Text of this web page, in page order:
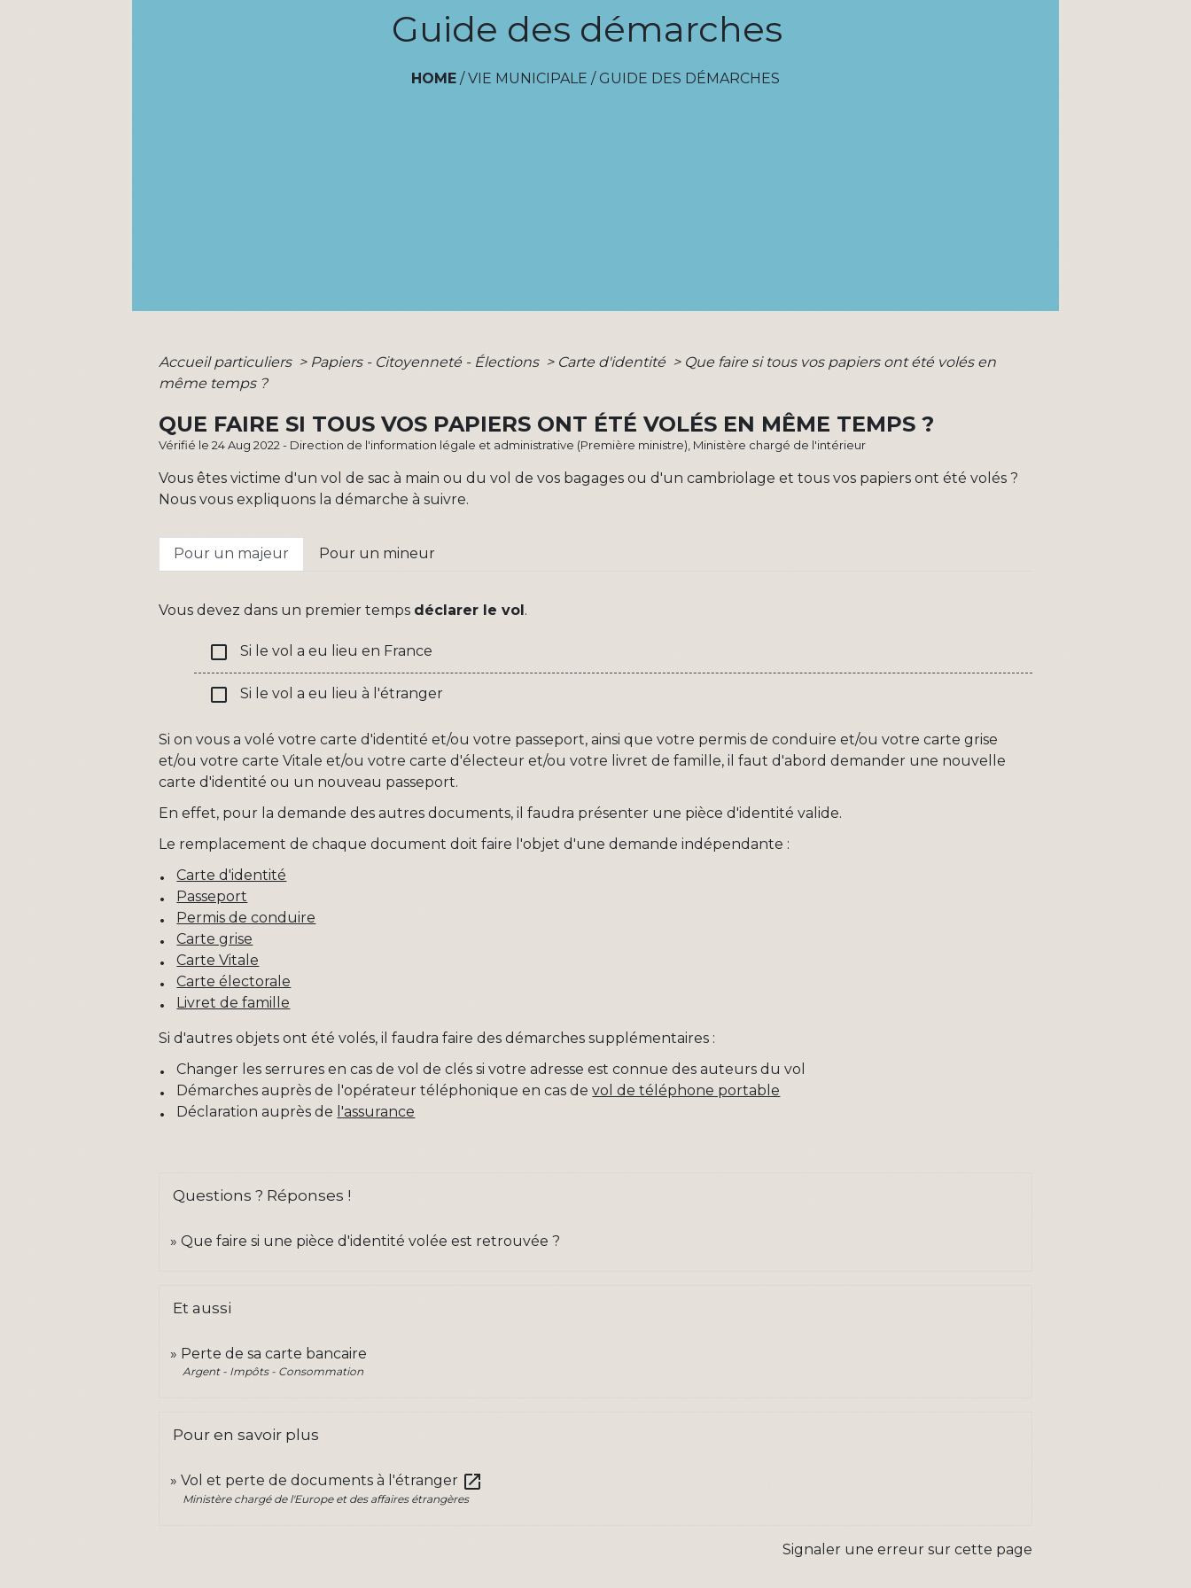
Guide des démarches
HOME /VIE MUNICIPALE / GUIDE DES DÉMARCHES
Accueil particuliers > Papiers - Citoyenneté - Élections > Carte d'identité > Que faire si tous vos papiers ont été volés en
même temps ?
QUE FAIRE SI TOUS VOS PAPIERS ONT ÉTÉ VOLÉS EN MÊME TEMPS ?
Vérifié le 24 Aug 2022 - Direction de l'information légale et administrative (Première ministre), Ministère chargé de l'intérieur
Vous êtes victime d'un vol de sac à main ou du vol de vos bagages ou d'un cambriolage et tous vos papiers ont été volés ?
Nous vous expliquons la démarche à suivre.
Pour un majeur Pour un mineur
Vous devez dans un premier temps déclarer le vol.
check_box_outline_blank Si le vol a eu lieu en France
check_box_outline_blank Si le vol a eu lieu à l'étranger
Si on vous a volé votre carte d'identité et/ou votre passeport, ainsi que votre permis de conduire et/ou votre carte grise
et/ou votre carte Vitale et/ou votre carte d'électeur et/ou votre livret de famille, il faut d'abord demander une nouvelle
carte d'identité ou un nouveau passeport.
En effet, pour la demande des autres documents, il faudra présenter une pièce d'identité valide.
Le remplacement de chaque document doit faire l'objet d'une demande indépendante :
Carte d'identité
Passeport
Permis de conduire
Carte grise
Carte Vitale
Carte électorale
Livret de famille
Si d'autres objets ont été volés, il faudra faire des démarches supplémentaires :
Changer les serrures en cas de vol de clés si votre adresse est connue des auteurs du vol
Démarches auprès de l'opérateur téléphonique en cas devol de téléphone portable
Déclaration auprès de l'assurance
Questions ? Réponses !
Que faire si une pièce d'identité volée est retrouvée ?
Et aussi
Perte de sa carte bancaire
Argent - Impôts - Consommation
Pour en savoir plus
Vol et perte de documents à l'étranger open_in_new
Ministère chargé de l'Europe et des affaires étrangères
Signaler une erreur sur cette page